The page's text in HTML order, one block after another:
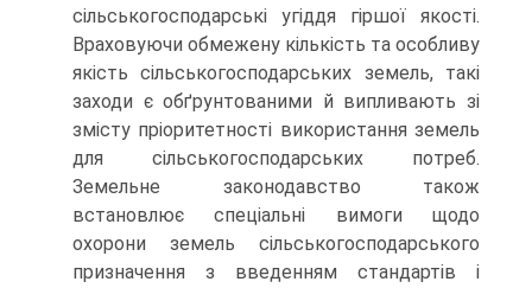
сільськогосподарські угіддя гіршої якості.
Враховуючи обмежену кількість та особливу
якість сільськогосподарських земель, такі
заходи є обґрунтованими й випли­вають зі
змісту пріоритетності використання земель
для сільськогос­подарських потреб.
Земельне законодавство також
встановлює спеціа­льні вимоги щодо
охорони земель сільськогосподарського
призначен­ня з введенням стандартів і